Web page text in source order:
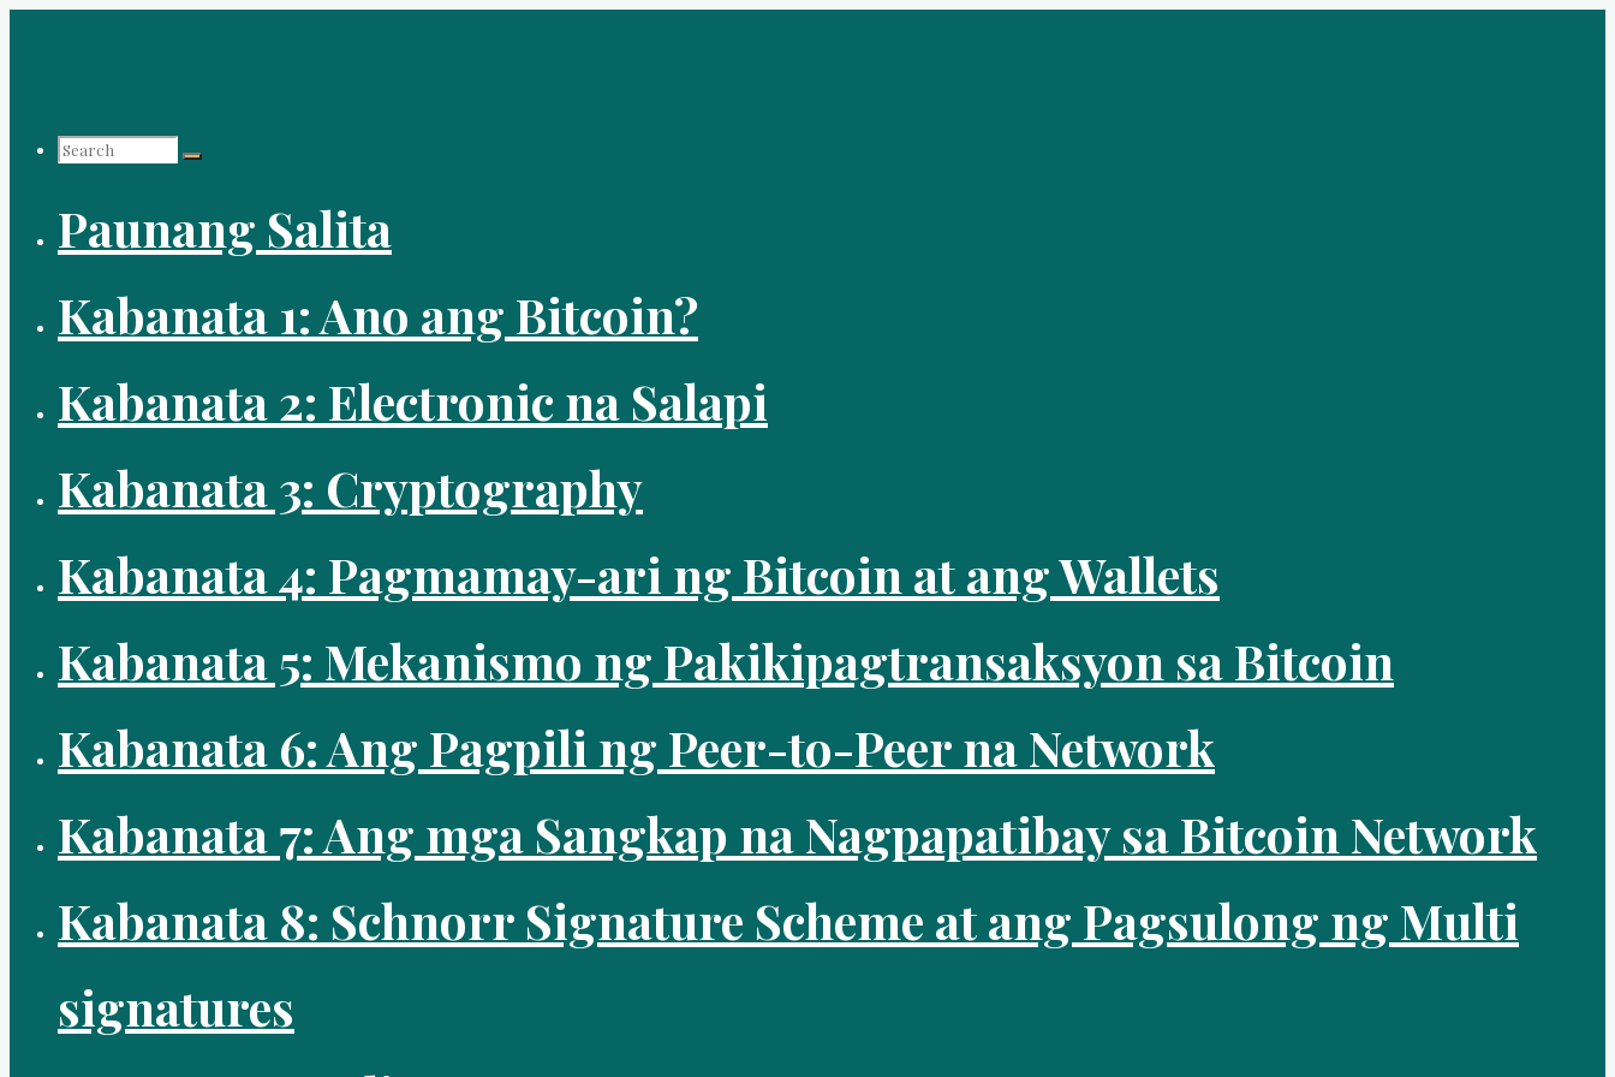
Search
for:
Paunang Salita
Kabanata 1: Ano ang Bitcoin?
Kabanata 2: Electronic na Salapi
Kabanata 3: Cryptography
Kabanata 4: Pagmamay-ari ng Bitcoin at ang Wallets
Kabanata 5: Mekanismo ng Pakikipagtransaksyon sa Bitcoin
Kabanata 6: Ang Pagpili ng Peer-to-Peer na Network
Kabanata 7: Ang mga Sangkap na Nagpapatibay sa Bitcoin Network
Kabanata 8: Schnorr Signature Scheme at ang Pagsulong ng Multi
signatures